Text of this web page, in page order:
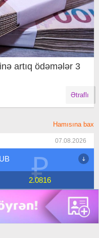
artıq ödəmələr 3
Ətraflı
Hamısına bax
07.08.2026
$
USD